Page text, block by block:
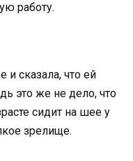
работу.
сказала, что ей
это же не дело, что
сидит на шее у
зрелище.